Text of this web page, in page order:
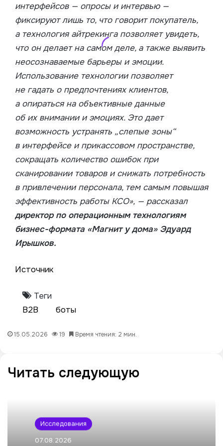
интерфейсов — опросы и интервью —
фиксируют лишь то, что говорит покупатель,
а технология айтрекинга позволяет увидеть,
что он делает на самом деле, а также выявить
неосознаваемые барьеры и эмоции.
Использование технологии позволяет
не гадать о предпочтениях клиентов,
а опираться на объективные данные
об их внимании и эмоциях. Это дает
возможность устранять „слепые зоны“
в интерфейсе и прикассовом пространстве,
сокращать количество ошибок при
сканировании товаров и снижать потребность
в привлечении персонала, тем самым повышая
эффективность работы КСО», — рассказал
директор по операционным технологиям
бизнес-формата «Магнит у дома» Эдуард
Ирышков.
Источник
Теги
B2B
боты
15.05.2026 19 Время чтения: 2 мин.
Читать следующую
Исследования
07.08.2026